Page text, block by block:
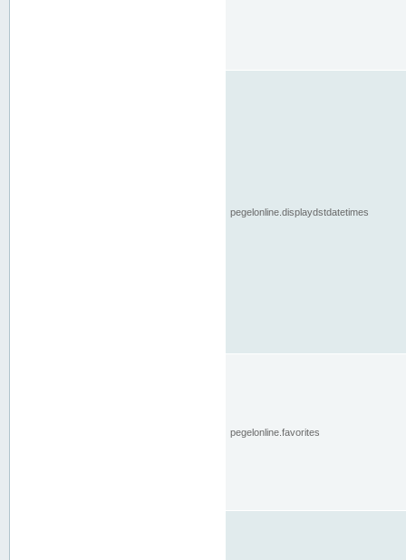
pegelonline.displaydstdatetimes
pegelonline.favorites